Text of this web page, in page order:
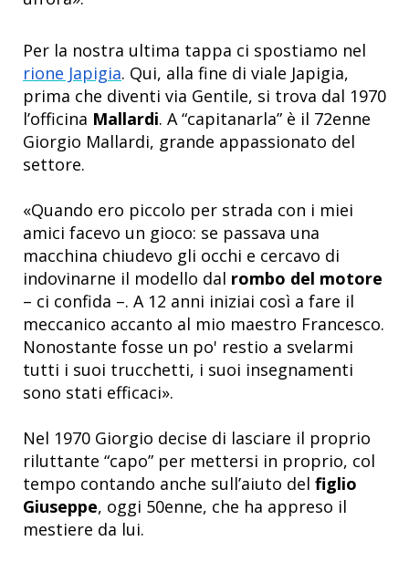
Per la nostra ultima tappa ci spostiamo nel
rione Japigia. Qui, alla fine di viale Japigia,
prima che diventi via Gentile, si trova dal 1970
l’officina Mallardi. A “capitanarla” è il 72enne
Giorgio Mallardi, grande appassionato del
settore.
«Quando ero piccolo per strada con i miei
amici facevo un gioco: se passava una
macchina chiudevo gli occhi e cercavo di
indovinarne il modello dal rombo del motore
– ci confida –. A 12 anni iniziai così a fare il
meccanico accanto al mio maestro Francesco.
Nonostante fosse un po' restio a svelarmi
tutti i suoi trucchetti, i suoi insegnamenti
sono stati efficaci».
Nel 1970 Giorgio decise di lasciare il proprio
riluttante “capo” per mettersi in proprio, col
tempo contando anche sull’aiuto del figlio
Giuseppe, oggi 50enne, che ha appreso il
mestiere da lui.